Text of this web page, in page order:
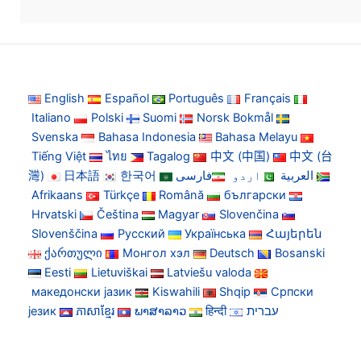
English Español Português
Français
Italiano
Polski Suomi
Norsk Bokmål
Svenska
Bahasa Indonesia
Bahasa Melayu
Tiếng Việt
ไทย Tagalog 中文 (中国)
中文 (台
灣)
日本語 한국어 العربية اردو
فارسی
Afrikaans
Türkçe Română
български
Hrvatski
Čeština Magyar
Slovenčina
Slovenščina
Русский Українська
Հայերեն
ქართული
Монгол хэл Deutsch
Bosanski
Eesti
Lietuviškai
Latviešu valoda
македонски јазик
Kiswahili Shqip
Српски
језик
ភាសាខ្មែរ ພາສາລາວ हिन्दी עברית